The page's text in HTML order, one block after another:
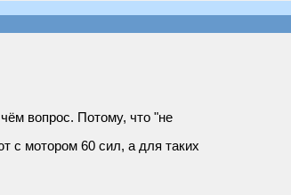
вопрос. Потому, что "не
с мотором 60 сил, а для таких